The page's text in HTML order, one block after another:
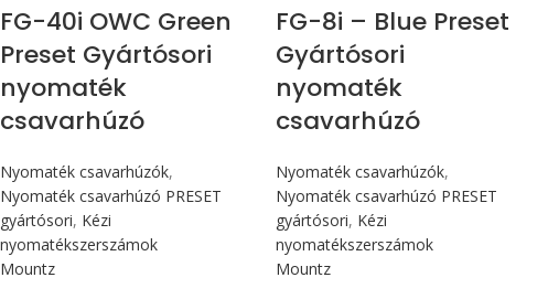
FG-40i OWC Green
Preset Gyártósori
nyomaték
csavarhúzó
Nyomaték csavarhúzók,
Nyomaték csavarhúzó PRESET
gyártósori, Kézi
nyomatékszerszámok
Mountz
FG-8i – Blue Preset
Gyártósori
nyomaték
csavarhúzó
Nyomaték csavarhúzók,
Nyomaték csavarhúzó PRESET
gyártósori, Kézi
nyomatékszerszámok
Mountz